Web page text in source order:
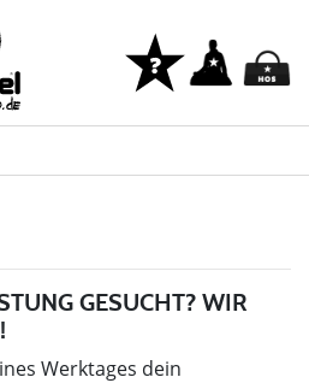
GESUCHT? WIR
Werktages dein